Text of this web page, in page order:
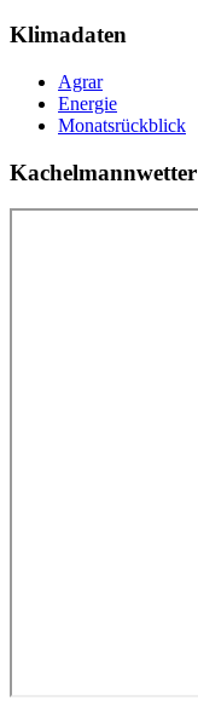
Klimadaten
Agrar
Energie
Monatsrückblick
Kachelmannwetter